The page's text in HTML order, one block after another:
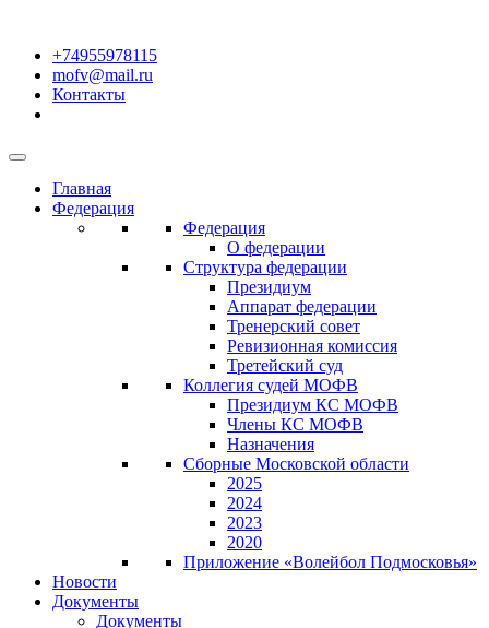
+74955978115
mofv@mail.ru
Контакты
Главная
Федерация
Федерация
О федерации
Структура федерации
Президиум
Аппарат федерации
Тренерский совет
Ревизионная комиссия
Третейский суд
Коллегия судей МОФВ
Президиум КС МОФВ
Члены КС МОФВ
Назначения
Сборные Московской области
2025
2024
2023
2020
Приложение «Волейбол Подмосковья»
Новости
Документы
Документы